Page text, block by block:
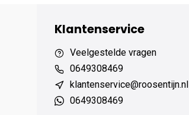
Klantenservice
Veelgestelde vragen
0649308469
klantenservice@roosentijn.nl
0649308469